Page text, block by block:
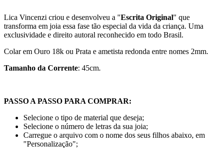
Lica Vincenzi criou e desenvolveu a "Escrita Original" que
transforma em joia essa fase tão especial da vida da criança. Uma
exclusividade e direito autoral reconhecido em todo Brasil.
Colar em Ouro 18k ou Prata e ametista redonda entre nomes 2mm.
Tamanho da Corrente: 45cm.
PASSO A PASSO PARA COMPRAR:
Selecione o tipo de material que deseja;
Selecione o número de letras da sua joia;
Carregue o arquivo com o nome dos seus filhos abaixo, em
"Personalização";